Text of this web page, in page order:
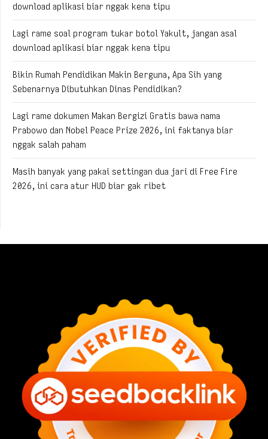
download aplikasi biar nggak kena tipu
Lagi rame soal program tukar botol Yakult, jangan asal
download aplikasi biar nggak kena tipu
Bikin Rumah Pendidikan Makin Berguna, Apa Sih yang
Sebenarnya Dibutuhkan Dinas Pendidikan?
Lagi rame dokumen Makan Bergizi Gratis bawa nama
Prabowo dan Nobel Peace Prize 2026, ini faktanya biar
nggak salah paham
Masih banyak yang pakai settingan dua jari di Free Fire
2026, ini cara atur HUD biar gak ribet